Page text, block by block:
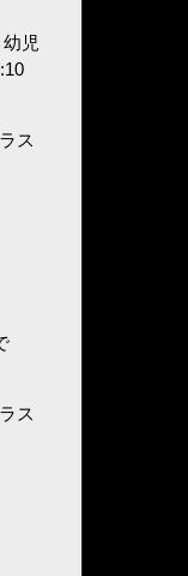
幼児
ス
ス